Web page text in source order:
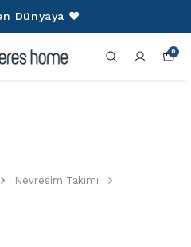
Dünyaya ❤️
0
Nevresim Takımı